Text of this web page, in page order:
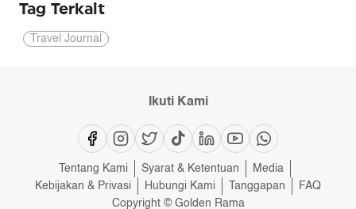
Tag Terkait
Travel Journal
Ikuti Kami
Tentang Kami Syarat & Ketentuan
Media
Kebijakan & Privasi
Hubungi Kami Tanggapan
FAQ
Copyright © Golden Rama